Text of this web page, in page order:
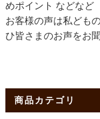
めポイント などなど
お客様の声は私ども
ひ皆さまのお声をお
商品カテゴリ